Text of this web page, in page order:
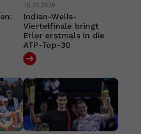
19.03.2026
Indian-Wells-
Viertelfinale bringt
Erler erstmals in die
ATP-Top-30